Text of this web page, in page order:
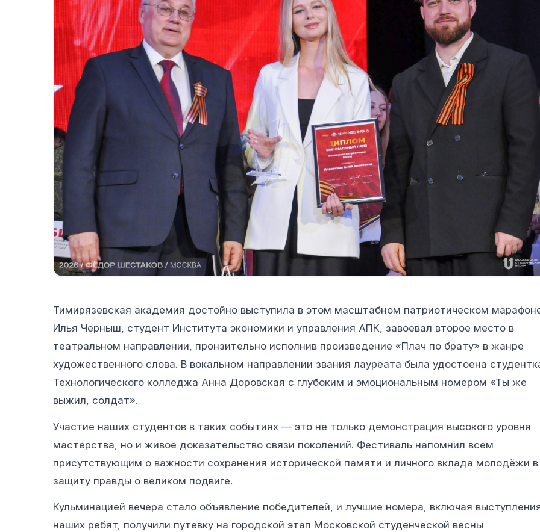
Тимирязевская академия достойно выступила в этом масштабном патриотическом
Илья Черныш, студент Института экономики и управления АПК, завоевал второе место в
театральном направлении, пронзительно исполнив произведение «Плач по брату» в жанре
художественного слова. В вокальном направлении звания лауреата была удостоена
Технологического колледжа Анна Доровская с глубоким и эмоциональным номером «Ты же
выжил, солдат».
Участие наших студентов в таких событиях — это не только демонстрация высокого уровня
мастерства, но и живое доказательство связи поколений. Фестиваль напомнил всем
присутствующим о важности сохранения исторической памяти и личного вклада молодёжи в
защиту правды о великом подвиге.
Кульминацией вечера стало объявление победителей, и лучшие номера, включая
наших ребят, получили путевку на городской этап Московской студенческой весны